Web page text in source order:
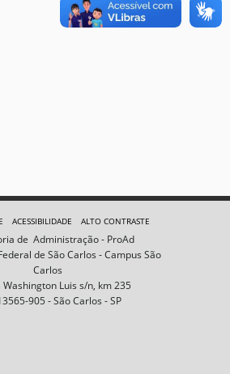
ACESSIBILIDADE ALTO CONTRASTE
de Administração - ProAd
de São Carlos - Campus São
Carlos
Washington Luis s/n, km 235
905 - São Carlos - SP